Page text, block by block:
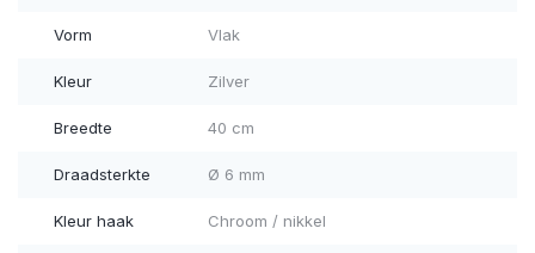
Vorm Vlak
Kleur Zilver
Breedte 40 cm
Draadsterkte Ø 6 mm
Kleur haak Chroom / nikkel